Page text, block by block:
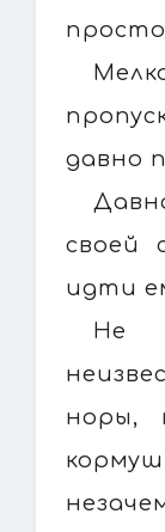
просто
давно
своей
идти
Не
норы,